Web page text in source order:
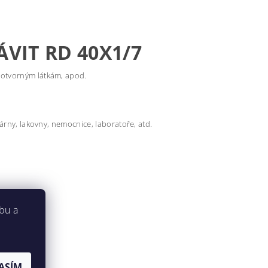
RD 40X1/7
látkám, apod.
lakovny, nemocnice, laboratoře, atd.
jsou
a